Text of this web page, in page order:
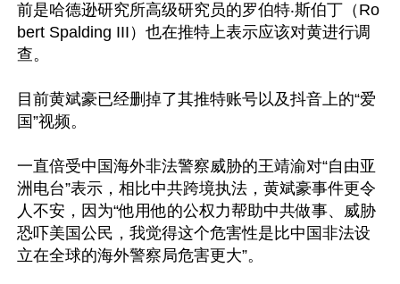
前是哈德逊研究所高级研究员的罗伯特‧斯伯丁（Ro
bert Spalding III）也在推特上表示应该对黄进行调
查。
目前黄斌豪已经删掉了其推特账号以及抖音上的“爱
国”视频。
一直倍受中国海外非法警察威胁的王靖渝对“自由亚
洲电台”表示，相比中共跨境执法，黄斌豪事件更令
人不安，因为“他用他的公权力帮助中共做事、威胁
恐吓美国公民，我觉得这个危害性是比中国非法设
立在全球的海外警察局危害更大”。